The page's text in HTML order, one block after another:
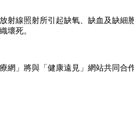
線照射所引起缺氧、缺血及缺
壞死。
網」將與「健康遠見」網站共同